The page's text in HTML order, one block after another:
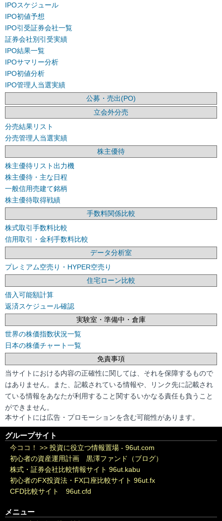
IPOスケジュール
IPO初値予想
IPO引受証券会社一覧
証券会社別引受実績
IPO結果一覧
IPOサマリー分析
IPO初値分析
IPO管理人当選実績
公募・売出(PO)
立会外分売
分売結果リスト
分売管理人当選実績
株主優待
株主優待リスト出力機
株主優待・主な日程
一般信用売建て銘柄
株主優待取得戦績
手数料関係比較
株式取引手数料比較
信用取引・金利手数料比較
データ分析室
プレミアム空売り・HYPER空売り
住宅ローン比較
借入可能額計算
返済スケジュール確認
実験室・準備中・倉庫
世界の株価指数状況一覧
日本の株価チャート一覧
免責事項
当サイトにおける内容の正確性に関しては、それを保障するもので
はありません。また、記載されている情報や、リンク先に記載され
ている情報をあなたが利用すること関するいかなる責任も負うこと
ができません。
本サイトには広告・プロモーションを含む可能性があります。
グループサイト
今ココ！ >> 投資に役立つ情報置場 - 96ut.com
初心者の資産運用計画 黒澤ファンド（ブログ）
株式・証券会社比較情報サイト 96ut.kabu
初心者のFX投資法・FX口座比較サイト 96ut.fx
CFD比較サイト 96ut.cfd
メニュー